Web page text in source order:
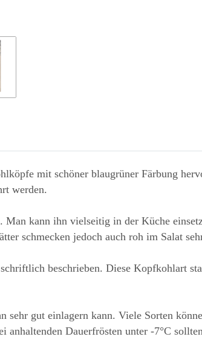
mit schöner blaugrüner Färbung
werden.
kann ihn vielseitig in der Küche
schmecken jedoch auch roh im Salat
beschrieben. Diese Kopfkohlart
gut einlagern kann. Viele Sorten
Dauerfrösten unter -7°C